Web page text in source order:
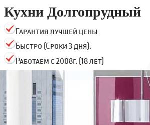
Кухни Долгопрудный
Гарантия лучшей цены
Быстро (Сроки 3 дня).
Работаем с 2008г. (18 лет)